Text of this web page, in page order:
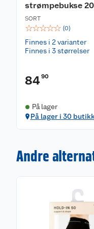
strømpebukse
SORT
☆☆☆☆☆ (0)
Finnes i 2 varianter
Finnes i 3 størrelser
8490
På lager
På lager i 30
Andre